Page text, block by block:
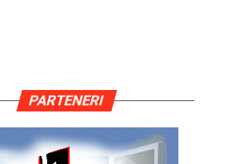
PARTENERI